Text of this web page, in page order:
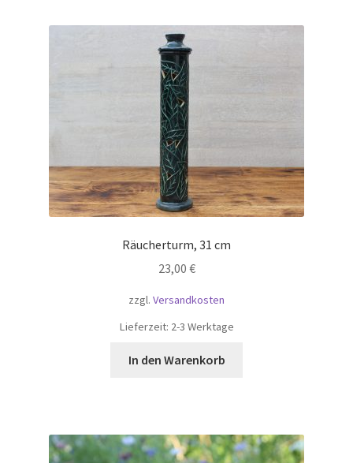
Räucherturm, 31 cm
23,00 €
zzgl. Versandkosten
Lieferzeit: 2-3 Werktage
In den Warenkorb